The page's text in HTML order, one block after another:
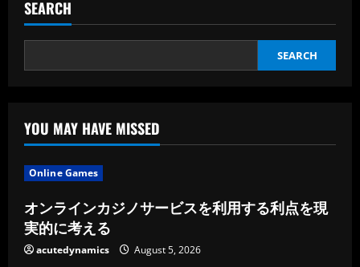
见
用
SEARCH
SEARCH
YOU MAY HAVE MISSED
Online Games
オンラインカジノサービスを利用する利点を現
実的に考える
acutedynamics August 5, 2026